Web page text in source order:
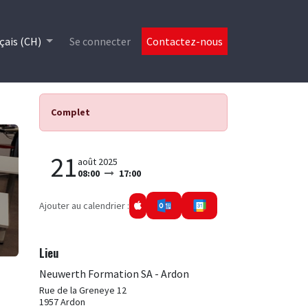
(CH) Se connecter Contactez-nous
Complet
21août 2025
08:00
17:00
Ajouter au calendrier :
Lieu
Neuwerth Formation SA - Ardon
Rue de la Greneye 12
1957 Ardon